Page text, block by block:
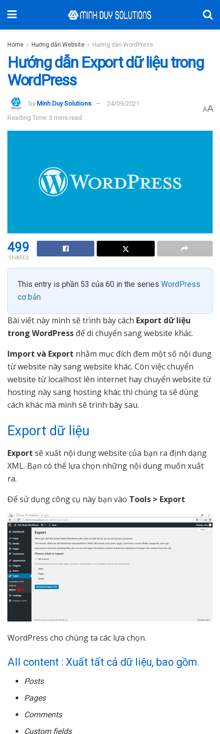
Home Hướng dẫn Website Hướng dẫn WordPress
Hướng dẫn Export dữ liệu trong
WordPress
by Minh Duy Solutions
24/09/2021
Reading Time: 3 mins read
AA
499
SHARES
This entry is phần 53 của 60 in the series WordPress
cơ bản
Bài viết này mình sẽ trình bày cách Export dữ liệu
trong WordPress để di chuyển sang website khác.
Import và Export nhằm mục đích đem một số nội dung
từ website này sang website khác. Còn việc chuyển
website từ localhost lên internet hay chuyển website từ
hosting này sang hosting khác thì chúng ta sẽ dùng
cách khác mà mình sẽ trình bày sau.
Export dữ liệu
Export sẽ xuất nội dung website của bạn ra định dạng
XML. Bạn có thể lựa chọn những nội dung muốn xuất
ra.
Để sử dụng công cụ này bạn vào Tools > Export
WordPress cho chúng ta các lựa chọn.
All content : Xuất tất cả dữ liệu, bao gồm.
Posts
Pages
Comments
Custom fields